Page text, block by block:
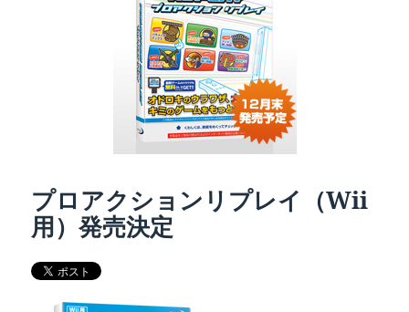
プロアクションリプレイ（Wii
用）発売決定